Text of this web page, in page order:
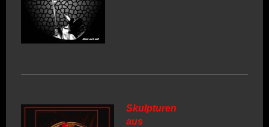
Skulpturen
aus